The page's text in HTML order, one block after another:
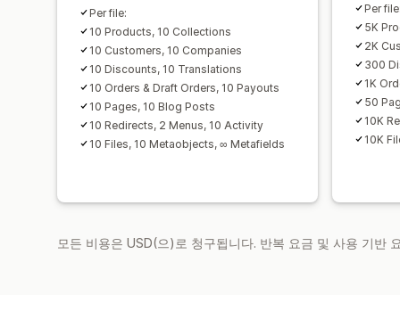
Per file:
10 Products, 10 Collections
10 Customers, 10 Companies
10 Discounts, 10 Translations
10 Orders & Draft Orders, 10 Payouts
10 Pages, 10 Blog Posts
10 Redirects, 2 Menus, 10 Activity
10 Files, 10 Metaobjects, ∞ Metafields
Per
5K
2K
300
1K
50
10K
10K
모든 비용은 USD(으)로 청구됩니다. 반복 요금 및 사용 기반